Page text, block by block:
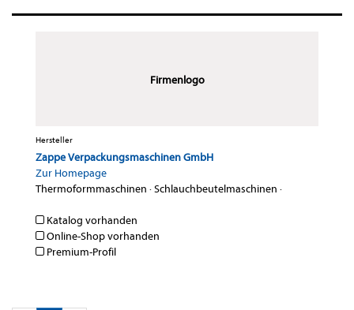
Firmenlogo
Hersteller
Zappe Verpackungsmaschinen GmbH
Zur Homepage
Thermoformmaschinen ·Schlauchbeutelmaschinen ·
Katalog vorhanden
Online-Shop vorhanden
Premium-Profil